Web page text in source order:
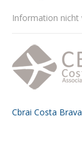
Information nicht
Cbrai Costa Brava